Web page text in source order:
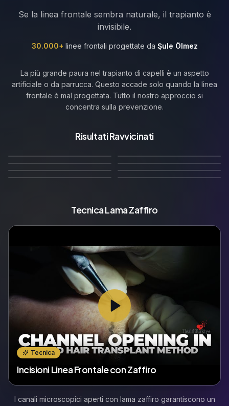
Se la linea frontale sembra naturale, il trapianto è
invisibile.
30.000+ linee frontali progettate da Şule Ölmez
La più grande paura nel trapianto di capelli è un aspetto
artificiale o da parrucca. Questo accade solo quando la linea
frontale è mal progettata. Tutto il nostro approccio si
concentra sulla prevenzione.
Risultati Ravvicinati
Linea frontale dritta con
micro-irregolarità naturali
🇩🇪
Linea Frontale Dritta–
10 Mesi Dopo
Linea frontale arretrata
12 Mesi Dopo
🇳🇱
conservativa naturale
14 Mesi Dopo
🇧🇪
irregolare
12 Mesi Dopo
🇵🇱
Maturo
12 Mesi Dopo 🇷🇺
Widow's Peak
10 Mesi Dopo
Tecnica Lama Zaffiro
Tecnica
Incisioni Linea Frontale con Zaffiro
I canali microscopici aperti con lama zaffiro garantiscono un